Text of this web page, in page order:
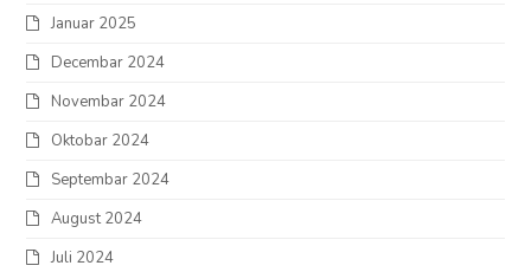
Januar 2025
Decembar 2024
Novembar 2024
Oktobar 2024
Septembar 2024
August 2024
Juli 2024